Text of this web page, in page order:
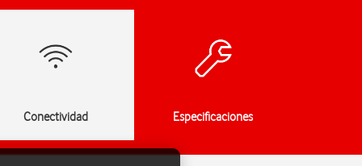
Conectividad Especificaciones